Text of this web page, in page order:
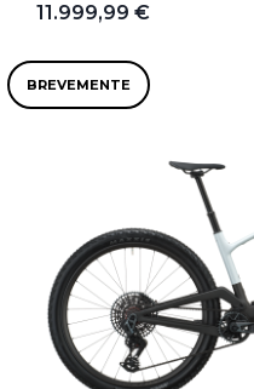
11.999,99 €
BREVEMENTE